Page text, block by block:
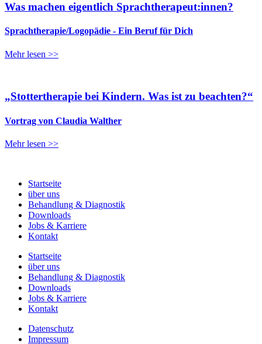
Was machen eigentlich Sprachtherapeut:innen?
Sprachtherapie/Logopädie - Ein Beruf für Dich
Mehr lesen >>
„Stottertherapie bei Kindern. Was ist zu beachten?“
Vortrag von Claudia Walther
Mehr lesen >>
Startseite
über uns
Behandlung & Diagnostik
Downloads
Jobs & Karriere
Kontakt
Startseite
über uns
Behandlung & Diagnostik
Downloads
Jobs & Karriere
Kontakt
Datenschutz
Impressum